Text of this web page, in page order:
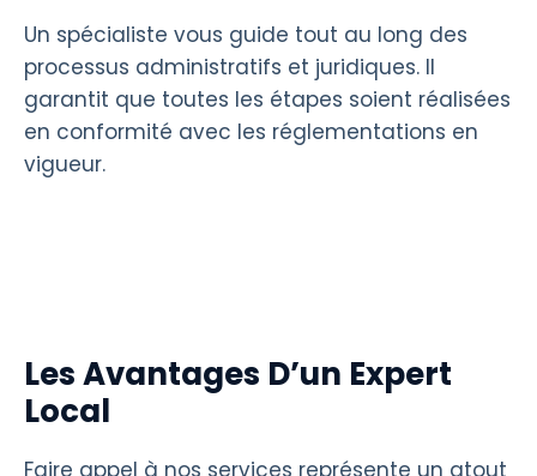
Un spécialiste vous guide tout au long des
processus administratifs et juridiques. Il
garantit que toutes les étapes soient réalisées
en conformité avec les réglementations en
vigueur.
Les Avantages D’un Expert
Local
Faire appel à nos services représente un atout